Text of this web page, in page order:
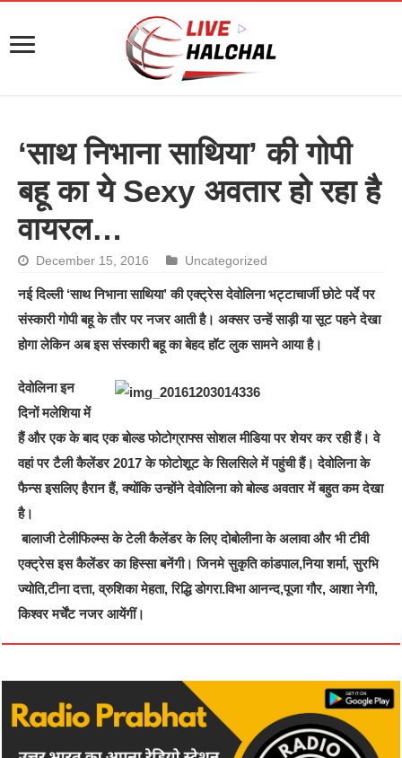
‘साथ निभाना साथिया’ की गोपी
बहू का ये Sexy अवतार हो रहा है
वायरल…
December 15, 2016 Uncategorized
नई दिल्ली ‘साथ निभाना साथिया’ की एक्ट्रेस देवोलिना भट्टाचार्जी छोटे पर्दे पर
संस्कारी गोपी बहू के तौर पर नजर आती है। अक्सर उन्हें साड़ी या सूट पहने देखा
होगा लेकिन अब इस संस्कारी बहू का बेहद हॉट लुक सामने आया है।
देवोलिना इन
दिनों मलेशिया में
हैं और एक के बाद एक बोल्ड फोटोग्राफ्स सोशल मीडिया पर शेयर कर रही हैं। वे
वहां पर टैली कैलेंडर 2017 के फोटोशूट के सिलसिले में पहुंची हैं। देवोलिना के
फैन्स इसलिए हैरान हैं, क्योंकि उन्होंने देवोलिना को बोल्ड अवतार में बहुत कम देखा
है।
बालाजी टेलीफिल्म्स के टेली कैलेंडर के लिए दोबोलीना के अलावा और भी टीवी
एक्ट्रेस इस कैलेंडर का हिस्सा बनेंगी। जिनमे सुकृति कांडपाल,निया शर्मा, सुरभि
ज्योति,टीना दत्ता, व्रुशिका मेहता, रिद्धि डोगरा.विभा आनन्द,पूजा गौर, आशा नेगी,
किश्वर मर्चेंट नजर आयेंगीं।